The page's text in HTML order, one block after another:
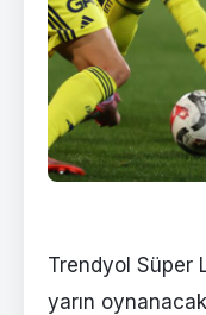
Trendyol Süper
yarın